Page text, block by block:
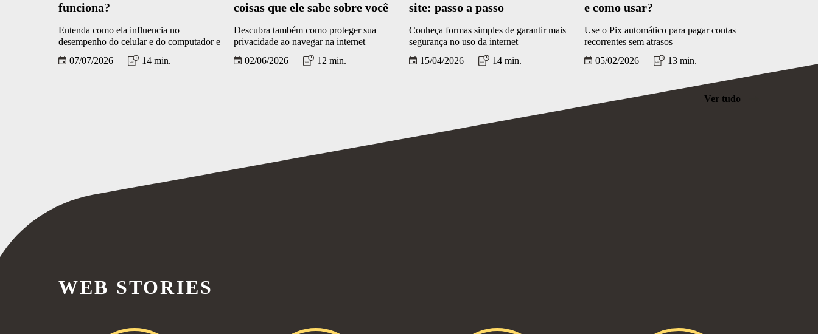
funciona?
Entenda como ela influencia no
desempenho do celular e do computador e
veja dicas para usar melhor esse recurso
07/07/2026 14 min.
coisas que ele sabe sobre você
Descubra também como proteger sua
privacidade ao navegar na internet
02/06/2026
12 min.
site: passo a passo
Conheça formas simples de garantir mais
segurança no uso da internet
15/04/2026
14 min.
e como usar?
Use o Pix automático para pagar contas
recorrentes sem atrasos
05/02/2026
13 min.
Ver tudo
WEB STORIES